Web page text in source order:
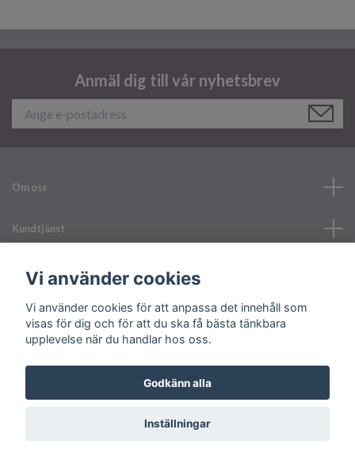
Anmäl dig till vår nyhetsbrev
Om oss
Kundtjänst
Läs mer
Sociala medier
© 2026 Your Nailerystore
Vi använder cookies
Vi använder cookies för att anpassa det innehåll som
visas för dig och för att du ska få bästa tänkbara
upplevelse när du handlar hos oss.
Godkänn alla
Inställningar